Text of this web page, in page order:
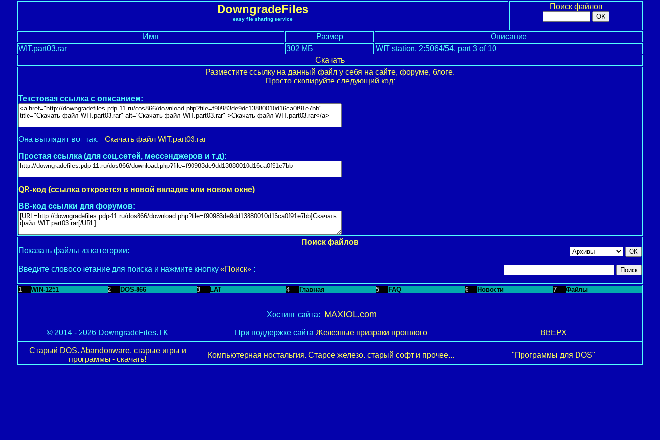
DowngradeFiles
easy file sharing service
Поиск файлов
Имя Размер
Описание
WIT.part03.rar
302 МБ
WIT station, 2:5064/54, part 3 of 10
Скачать
Разместите ссылку на данный файл у себя на сайте, форуме, блоге.
Просто скопируйте следующий код:
Текстовая ссылка с описанием:
Она выглядит вот так: Скачать файл WIT.part03.rar
Простая ссылка (для соц.сетей, мессенджеров и т.д):
QR-код (ссылка откроется в новой вкладке или новом окне)
BB-код ссылки для форумов:
Поиск файлов
Показать файлы из категории:
Введите словосочетание для поиска и нажмите кнопку «Поиск» :
1 WIN-1251 2 DOS-866 3 LAT 4 Главная 5 FAQ 6 Новости 7 Файлы
Хостинг сайта: MAXIOL.com
© 2014 - 2026 DowngradeFiles.TK При поддержке сайта Железные призраки прошлого ВВЕРХ
Старый DOS. Abandonware, старые игры и
программы - скачать!
Компьютерная ностальгия. Старое железо, старый софт и прочее... "Программы для DOS"